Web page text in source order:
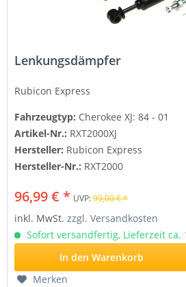
Lenkungsdämpfer
Rubicon Express
Fahrzeugtyp: Cherokee XJ: 84 - 01
Artikel-Nr.: RXT2000XJ
Hersteller: Rubicon Express
Hersteller-Nr.: RXT2000
96,99 € * UVP:99,00 € *
inkl. MwSt.zzgl. Versandkosten
Sofort versandfertig, Lieferzeit ca.
In den Warenkorb
Merken